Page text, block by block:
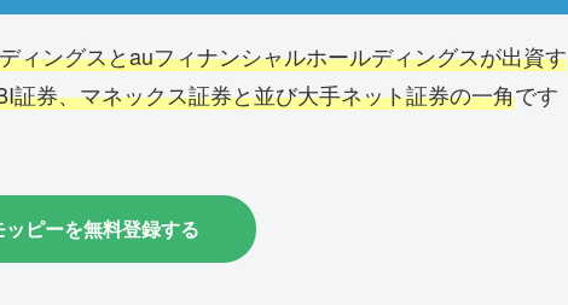
ィングスとauフィナンシャルホールディングスが出資す
証券、マネックス証券と並び大手ネット証券の一角です
ッピーを無料登録する